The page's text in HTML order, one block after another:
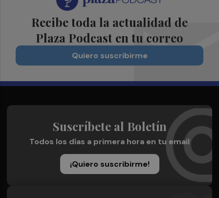
Recibe toda la actualidad de
Plaza Podcast en tu correo
Quiero suscribirme
Suscríbete al Boletín
Todos los días a primera hora en tu email
¡Quiero suscribirme!